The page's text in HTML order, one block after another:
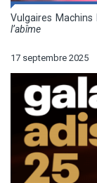
Vulgaires Machins
l’abîme
17 septembre 2025